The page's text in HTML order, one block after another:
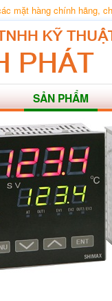
mặt hàng chính hãng,
SẢN PHẨM